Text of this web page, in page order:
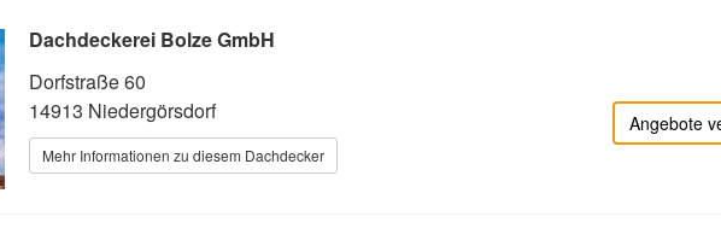
Dachdeckerei Bolze GmbH
Dorfstraße 60
14913 Niedergörsdorf
Mehr Informationen zu diesem Dachdecker
Angebote